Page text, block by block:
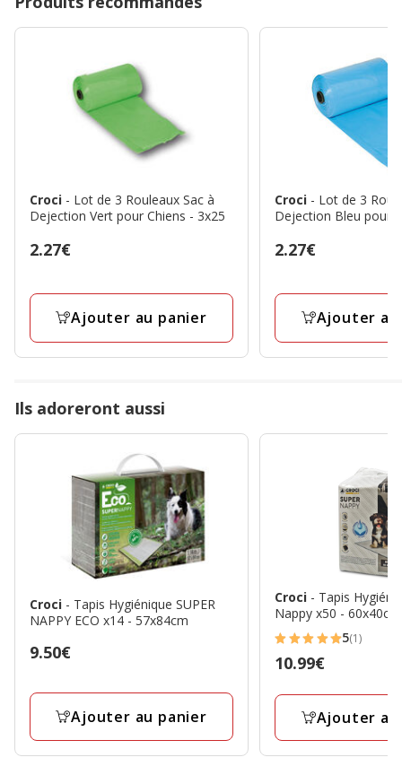
Croci - Lot de 3 Rouleaux Sac à
Dejection Vert pour Chiens - 3x25
Prix
2.27€
Ajouter au panier
Croci - Lot de 3
Dejection Bleu pour
Prix
2.27€
Ajouter
Ils adoreront aussi
Croci - Tapis Hygiénique SUPER
NAPPY ECO x14 - 57x84cm
Prix
9.50€
Ajouter au panier
Croci - Tapis
Nappy x50 - 60x40cm
5
étoiles
avec
avis
5(1)
Prix
10.99€
Ajouter